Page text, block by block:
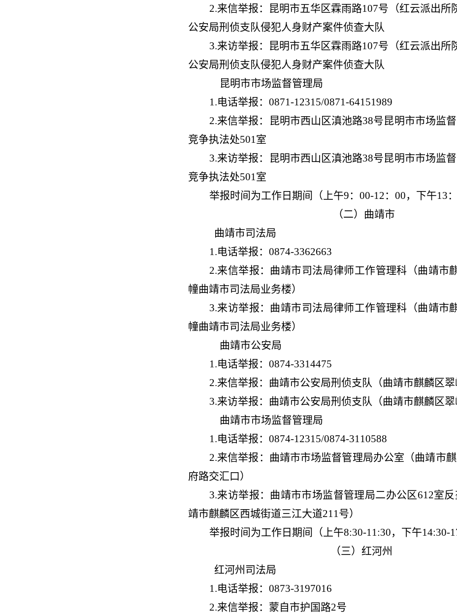
2.来信举报：昆明市五华区霖雨路107号（红云派出所
公安局刑侦支队侵犯人身财产案件侦查大队
3.来访举报：昆明市五华区霖雨路107号（红云派出所
公安局刑侦支队侵犯人身财产案件侦查大队
昆明市市场监督管理局
1.电话举报： 0871-12315/0871-64151989
2.来信举报：昆明市西山区滇池路38号昆明市市场监
竞争执法处501室
3.来访举报：昆明市西山区滇池路38号昆明市市场监
竞争执法处501室
举报时间为工作日期间（上午9： 00-12： 00，下午13：
（二）曲靖市
曲靖市司法局
1.电话举报： 0874-3362663
2.来信举报：曲靖市司法局律师工作管理科（曲靖市
幢曲靖市司法局业务楼）
3.来访举报：曲靖市司法局律师工作管理科（曲靖市
幢曲靖市司法局业务楼）
曲靖市公安局
1.电话举报： 0874-3314475
2.来信举报：曲靖市公安局刑侦支队（曲靖市麒麟区
3.来访举报：曲靖市公安局刑侦支队（曲靖市麒麟区
曲靖市市场监督管理局
1.电话举报： 0874-12315/0874-3110588
2.来信举报：曲靖市市场监督管理局办公室（曲靖市
府路交汇口）
3.来访举报：曲靖市市场监督管理局二办公区612室
靖市麒麟区西城街道三江大道211号）
举报时间为工作日期间（上午8:30-11:30，下午14:30-
（三）红河州
红河州司法局
1.电话举报： 0873-3197016
2.来信举报：蒙自市护国路2号